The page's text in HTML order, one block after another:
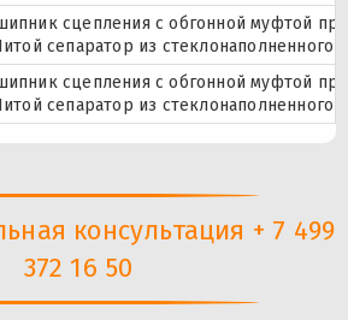
сцепления с обгонной муфтой
сепаратор из
сцепления с обгонной муфтой
сепаратор из
консультация + 7 499
372 16 50